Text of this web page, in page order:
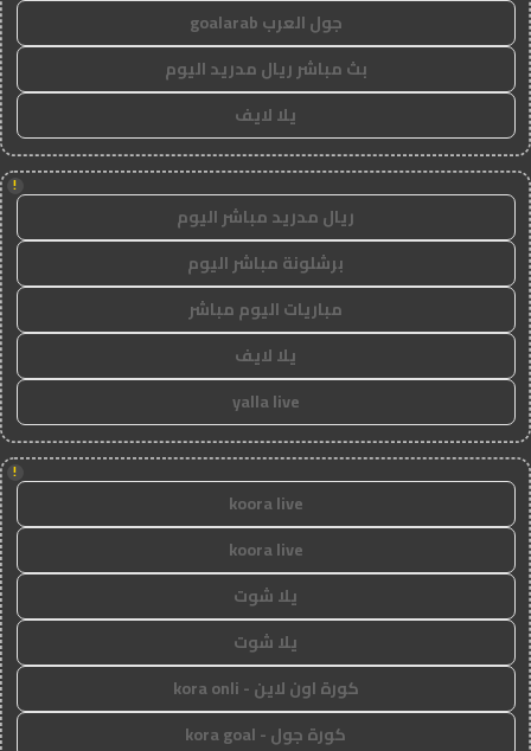
جول العرب goalarab
بث مباشر ريال مدريد اليوم
يلا لايف
!
ريال مدريد مباشر اليوم
برشلونة مباشر اليوم
مباريات اليوم مباشر
يلا لايف
yalla live
!
koora live
koora live
يلا شوت
يلا شوت
كورة اون لاين - kora onli
كورة جول - kora goal